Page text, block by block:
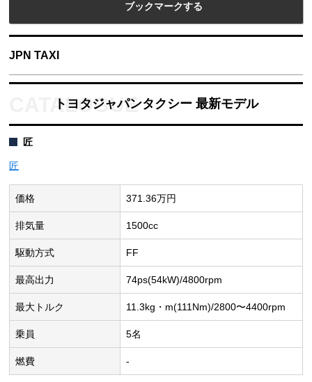
ブックマークする
JPN TAXI
トヨタジャパンタクシー 最新モデル
匠
匠
価格 371.36万円
排気量 1500cc
駆動方式 FF
最高出力 74ps(54kW)/4800rpm
最大トルク 11.3kg・m(111Nm)/2800〜4400rpm
乗員 5名
燃費 -